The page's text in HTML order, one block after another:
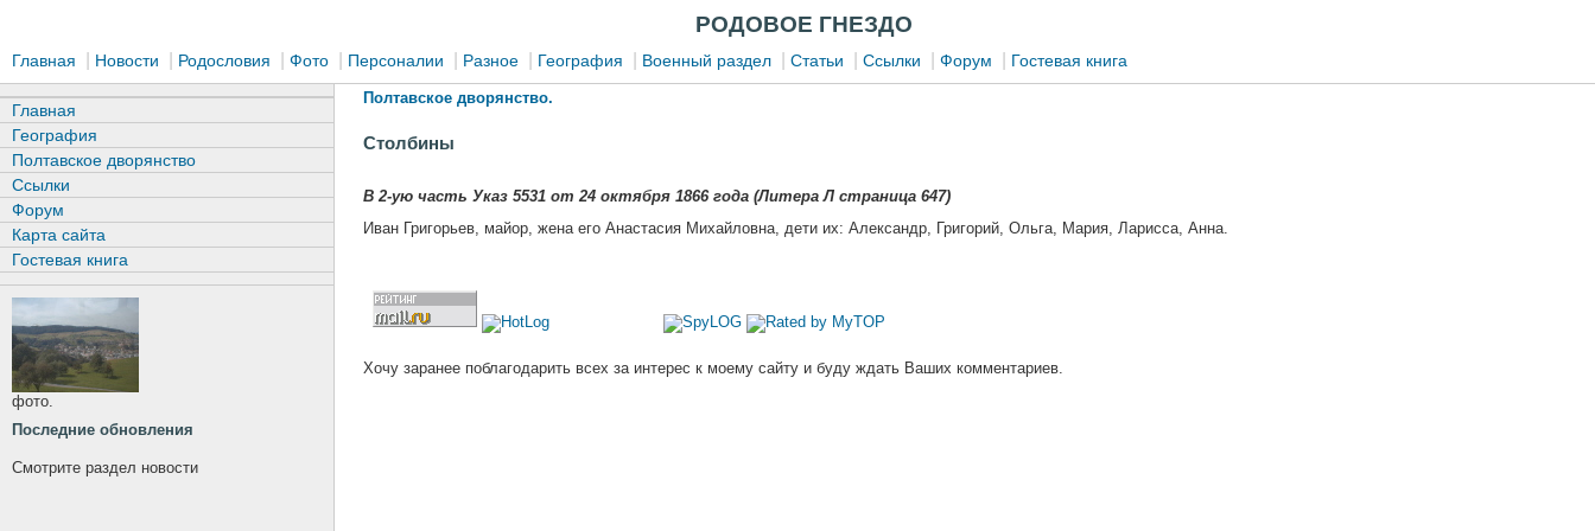
РОДОВОЕ ГНЕЗДО
Главная Новости Родословия Фото Персоналии Разное География Военный раздел Статьи Ссылки Форум Гостевая книга
Полтавское дворянство.
Столбины
В 2-ую часть Указ 5531 от 24 октября 1866 года (Литера Л страница 647)
Иван Григорьев, майор, жена его Анастасия Михайловна, дети их: Александр, Григорий, Ольга, Мария, Ларисса, Анна.
Хочу заранее поблагодарить всех за интерес к моему сайту и буду ждать Ваших комментариев.
Главная
География
Полтавское дворянство
Ссылки
Форум
Карта сайта
Гостевая книга
фото.
Последние обновления
Смотрите раздел новости